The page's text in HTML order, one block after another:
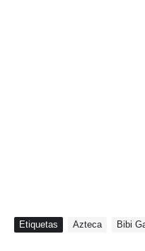
Etiquetas Azteca Bibi